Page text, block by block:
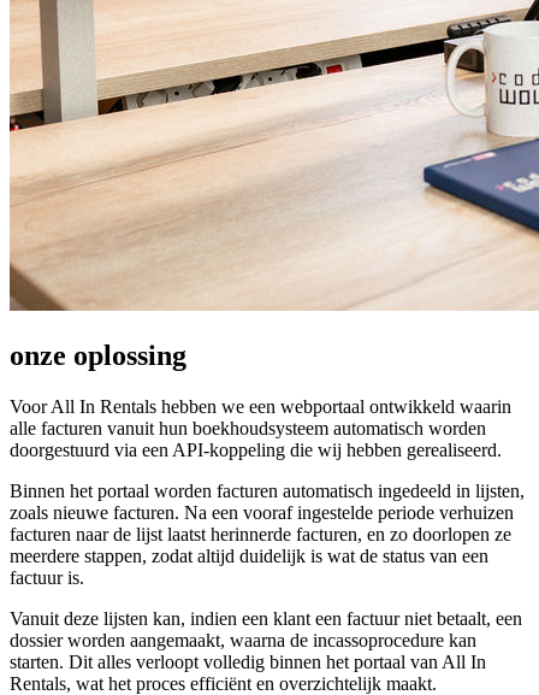
onze oplossing
Voor All In Rentals hebben we een webportaal ontwikkeld waarin
alle facturen vanuit hun boekhoudsysteem automatisch worden
doorgestuurd via een API-koppeling die wij hebben gerealiseerd.
Binnen het portaal worden facturen automatisch ingedeeld in lijsten,
zoals nieuwe facturen. Na een vooraf ingestelde periode verhuizen
facturen naar de lijst laatst herinnerde facturen, en zo doorlopen ze
meerdere stappen, zodat altijd duidelijk is wat de status van een
factuur is.
Vanuit deze lijsten kan, indien een klant een factuur niet betaalt, een
dossier worden aangemaakt, waarna de incassoprocedure kan
starten. Dit alles verloopt volledig binnen het portaal van All In
Rentals, wat het proces efficiënt en overzichtelijk maakt.